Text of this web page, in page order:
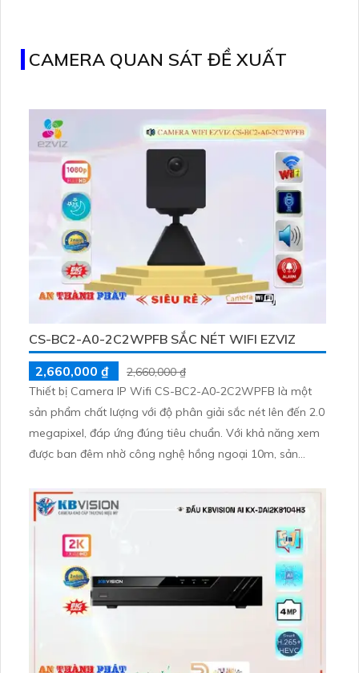
CAMERA QUAN SÁT ĐỀ XUẤT
CS-BC2-A0-2C2WPFB SẮC NÉT WIFI EZVIZ
2,660,000 ₫
2,660,000 ₫
Thiết bị Camera IP Wifi CS-BC2-A0-2C2WPFB là một
sản phẩm chất lượng với độ phân giải sắc nét lên đến 2.0
megapixel, đáp ứng đúng tiêu chuẩn. Với khả năng xem
được ban đêm nhờ công nghệ hồng ngoại 10m, sản
dễ dàng mà không ảnh hưởng đến chất lượng hình ảnh